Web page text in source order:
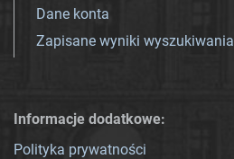
Dane konta
Zapisane wyniki wyszukiwania
Informacje dodatkowe:
Polityka prywatności